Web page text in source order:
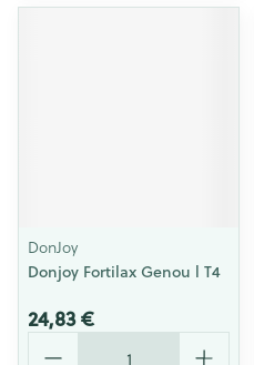
DonJoy
Donjoy Fortilax Genou l T4
24,83 €
Quantité